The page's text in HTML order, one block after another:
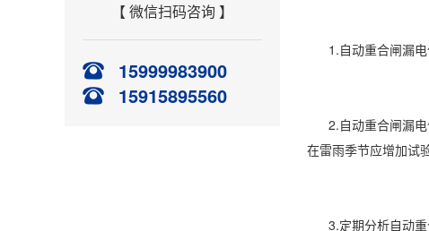
【 微信扫码咨询 】
15999983900
15915895560
1.自动重合闸漏电
2.自动重合闸漏电
在雷雨季节应增加试
3.定期分析自动重